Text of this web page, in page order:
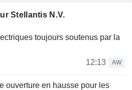
Stellantis N.V.
toujours soutenus par la
12:13
AW
ouverture en hausse pour les